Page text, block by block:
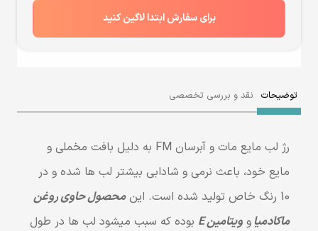
برای سفارش ابتدا لاگین کنید
توضیحات نقد و بررسی تخصصی
رژ لب مایع مات و آبرسان FM به دلیل بافت مخملی و
مایع خود، باعث نرمی و شادابی بیشتر لب ها شده و در
10 رنگ خاص تولید شده است. این
محصول حاوی روغن
ماکادمیا و ویتامین E
بوده که سبب میشود لب ها در طول